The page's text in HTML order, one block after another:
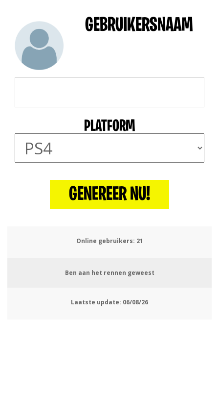
GEBRUIKERSNAAM
PLATFORM
GENEREER NU!
Online gebruikers: 24
Ben aan het rennen geweest
Laatste update: 06/08/26